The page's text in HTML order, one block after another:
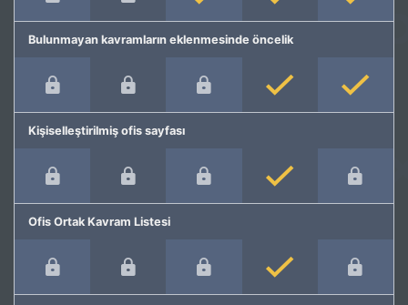
Bulunmayan kavramların eklenmesinde öncelik
Kişiselleştirilmiş ofis sayfası
Ofis Ortak Kavram Listesi